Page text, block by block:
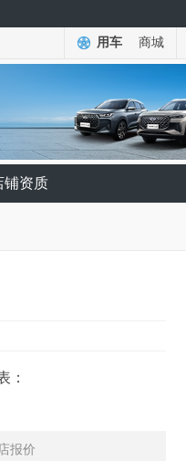
用车 商城
铺资质
：
报价